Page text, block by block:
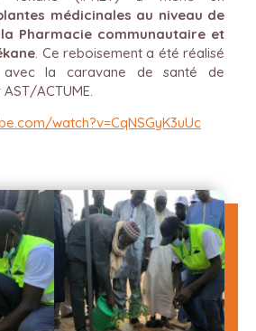
médicinales au niveau de
Pharmacie communautaire et
. Ce reboisement a été réalisé
avec la caravane de santé de
ACTUME.
watch?v=CqNSGyK3uUc